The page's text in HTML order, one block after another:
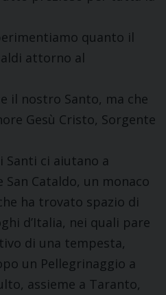
quanto il
attorno al
il nostro Santo, ma che
Gesù Cristo, Sorgente
Santi ci aiutano a
Cataldo, un monaco
ha trovato spazio di
d’Italia, nei quali pare
di una tempesta,
un Pellegrinaggio a
assieme a Taranto,